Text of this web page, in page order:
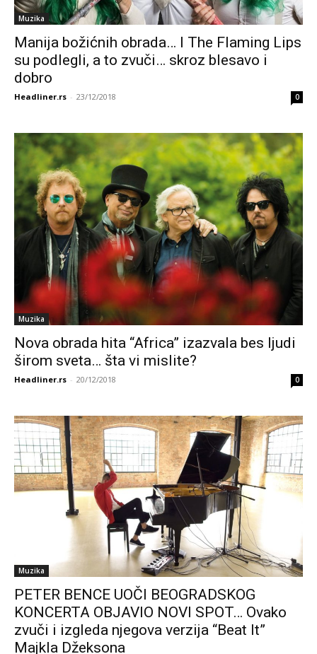
Muzika
Manija božićnih obrada… I The Flaming Lips
su podlegli, a to zvuči… skroz blesavo i
dobro
Headliner.rs - 23/12/2018 0
Muzika
Nova obrada hita “Africa” izazvala bes ljudi
širom sveta… šta vi mislite?
Headliner.rs - 20/12/2018 0
Muzika
PETER BENCE UOČI BEOGRADSKOG
KONCERTA OBJAVIO NOVI SPOT… Ovako
zvuči i izgleda njegova verzija “Beat It”
Majkla Džeksona